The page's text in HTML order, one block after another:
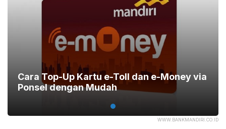
WWW.BANKMANDIRI.CO.ID
Cara Top-Up Kartu e-Toll dan e-Money via
Ponsel dengan Mudah